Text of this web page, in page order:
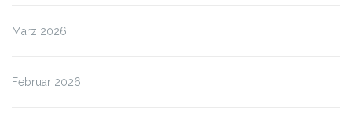
März 2026
Februar 2026